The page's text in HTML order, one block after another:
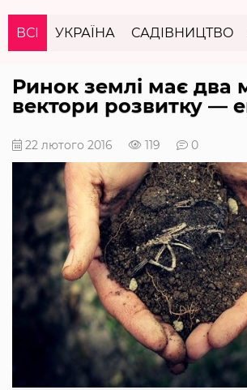
ВСІ УКРАЇНА САДІВНИЦТВО
Ринок землі має два
вектори розвитку —
22 лютого 2016 119 0